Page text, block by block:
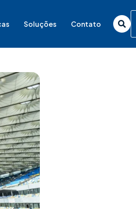
Soluções Contato